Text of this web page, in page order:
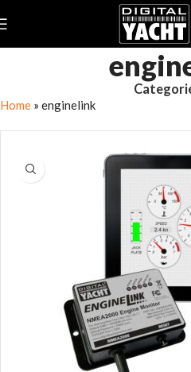
Home » enginelink